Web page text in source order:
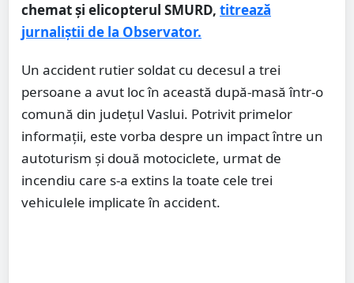
chemat și elicopterul SMURD, titrează
jurnaliștii de la Observator.
Un accident rutier soldat cu decesul a trei
persoane a avut loc în această după-masă într-o
comună din județul Vaslui. Potrivit primelor
informații, este vorba despre un impact între un
autoturism și două motociclete, urmat de
incendiu care s-a extins la toate cele trei
vehiculele implicate în accident.